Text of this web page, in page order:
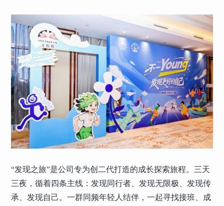
“发现之旅”是公司专为创二代打造的成长探索旅程。三天
三夜，循着四条主线：发现同行者、发现无限极、发现传
承、发现自己。一群同频年轻人结伴，一起寻找接班、成